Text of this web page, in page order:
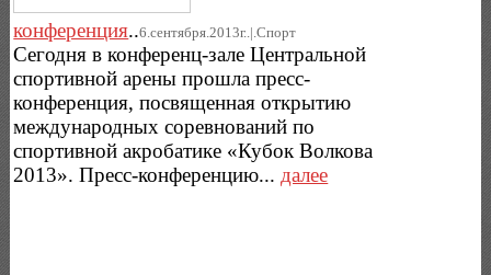
конференция..6.сентября.2013г..|.Спорт
Сегодня в конференц-зале Центральной
спортивной арены прошла пресс-
конференция, посвященная открытию
международных соревнований по
спортивной акробатике «Кубок Волкова
2013». Пресс-конференцию...далее